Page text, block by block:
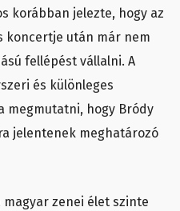
korábban jelezte, hogy az
koncertje után már nem
fellépést vállalni. A
és különleges
megmutatni, hogy Bródy
jelentenek meghatározó
zenei élet szinte